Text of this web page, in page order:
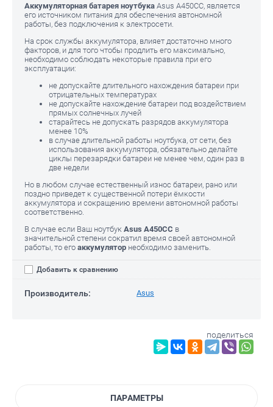
Аккумуляторная батарея ноутбука Asus A450CC, является
его источником питания для обеспечения автономной
работы, без подключения к электросети.
На срок службы аккумулятора, влияет достаточно много
факторов, и для того чтобы продлить его максимально,
необходимо соблюдать некоторые правила при его
эксплуатации:
не допускайте длительного нахождения батареи при
отрицательных температурах
не допускайте нахождение батареи под воздействием
прямых солнечных лучей
старайтесь не допускать разрядов аккумулятора
менее 10%
в случае длительной работы ноутбука, от сети, без
использования аккумулятора, обязательно делайте
циклы перезарядки батареи не менее чем, один раз в
две недели
Но в любом случае естественный износ батареи, рано или
поздно приведет к существенной потери ёмкости
аккумулятора и сокращению времени автономной работы
соответственно.
В случае если Ваш ноутбук Asus A450CC в
значительной степени сократил время своей автономной
работы, то его аккумулятор необходимо заменить.
Добавить к сравнению
Производитель: Asus
поделиться
ПАРАМЕТРЫ